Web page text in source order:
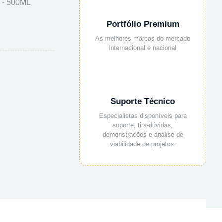
500ML
Portfólio Premium
As melhores marcas do mercado
internacional e nacional
Suporte Técnico
Especialistas disponíveis para
suporte, tira-dúvidas,
demonstrações e análise de
viabilidade de projetos.